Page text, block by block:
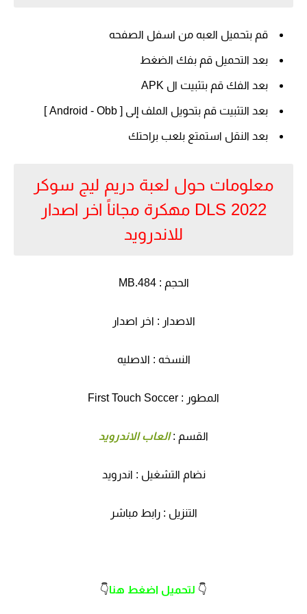
قم بتحميل العبه من اسفل الصفحه
بعد التحميل قم بفك الضغط
بعد الفك قم بتثبيت ال APK
بعد التثبيت قم بتحويل الملف إلى [ Android - Obb ]
بعد النقل استمتع بلعب براحتك
معلومات حول لعبة دريم ليج سوكر
2022 DLS مهكرة مجاناً اخر اصدار
للاندرويد
الحجم : 484.MB
الاصدار : اخر اصدار
النسخه : الاصليه
المطور : First Touch Soccer
القسم :العاب الاندرويد
نضام التشغيل : اندرويد
التنزيل : رابط مباشر
👇 لتحميل اضغط هنا👇